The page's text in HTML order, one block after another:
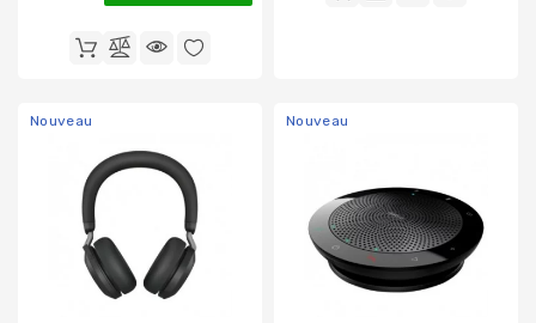
Nouveau Nouveau